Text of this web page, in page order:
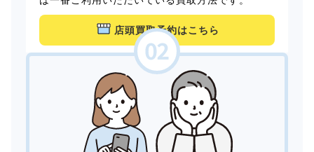
店頭買取予約はこちら